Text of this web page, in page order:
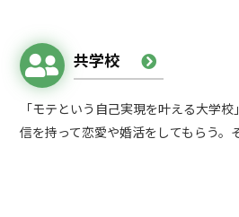
共学校
「モテという自己実現を叶える大学
信を持って恋愛や婚活をしてもらう。